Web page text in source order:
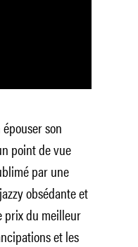
son
point de vue
par une
obsédante et
du meilleur
et les